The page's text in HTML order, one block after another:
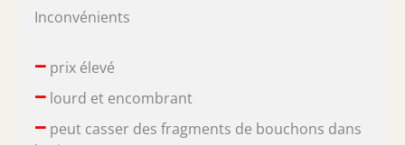
Inconvénients
–prix élevé
–lourd et encombrant
–peut casser des fragments de bouchons dans